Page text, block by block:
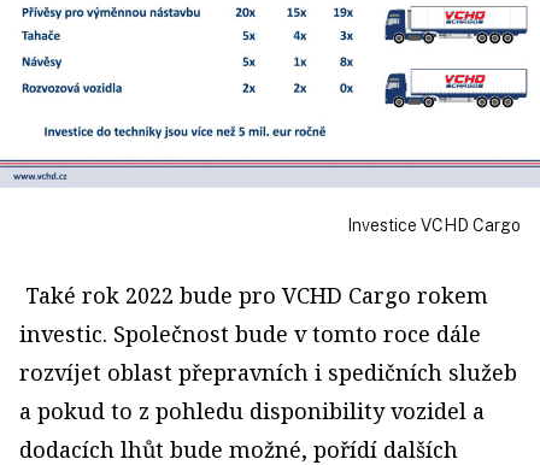
Investice VCHD Cargo
Také rok 2022 bude pro VCHD Cargo rokem
investic. Společnost bude v tomto roce dále
rozvíjet oblast přepravních i spedičních služeb
a pokud to z pohledu disponibility vozidel a
dodacích lhůt bude možné, pořídí dalších